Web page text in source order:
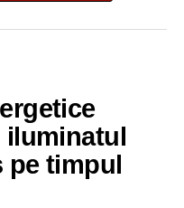
iluminatul
pe timpul